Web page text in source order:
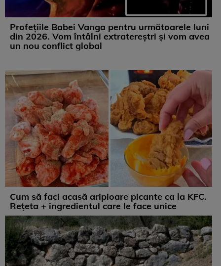
Profețiile Babei Vanga pentru următoarele luni
din 2026. Vom întâlni extratereștri și vom avea
un nou conflict global
Cum să faci acasă aripioare picante ca la KFC.
Rețeta + ingredientul care le face unice